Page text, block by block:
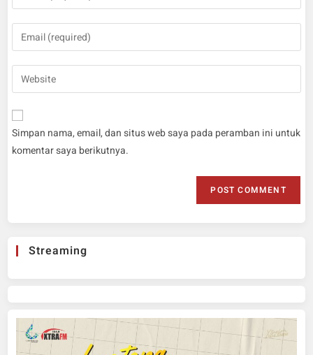
Simpan nama, email, dan situs web saya pada peramban ini untuk
komentar saya berikutnya.
Streaming